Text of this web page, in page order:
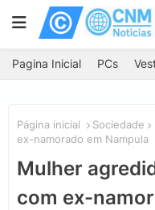
Pagina Inicial PCs
Página inicial Sociedade
ex-namorado em Nampula
Mulher
com ex-